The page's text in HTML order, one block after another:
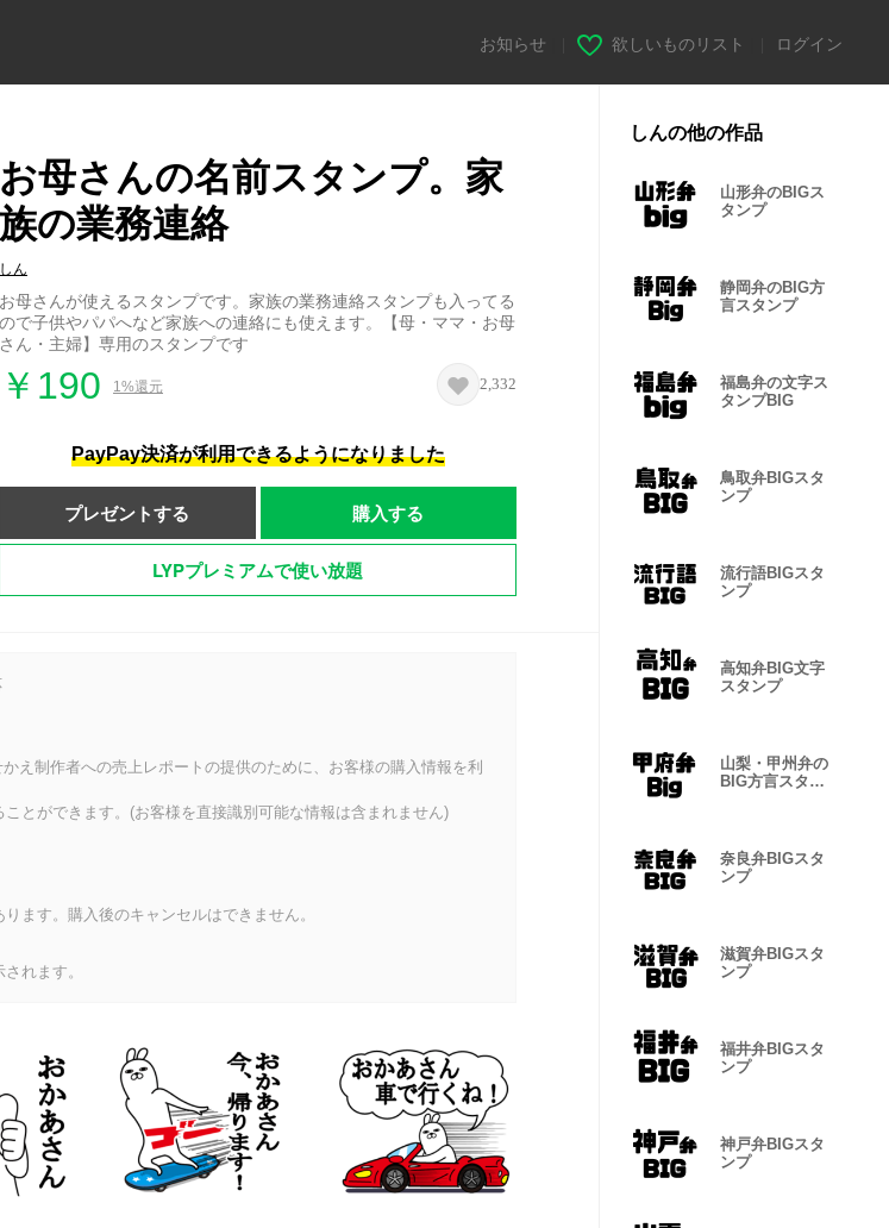
お知らせ 欲しいものリスト ログイン
お母さんの名前スタンプ。家
族の業務連絡
しん
お母さんが使えるスタンプです。家族の業務連絡スタンプも入ってる
ので子供やパパへなど家族への連絡にも使えます。【母・ママ・お母
さん・主婦】専用のスタンプです
￥190 1%還元 2,332
PayPay決済が利用できるようになりました
プレゼントする 購入する
LYPプレミアムで使い放題
え制作者への売上レポートの提供のために、お客様の購入情報を利
とができます。(お客様を直接識別可能な情報は含まれません)
ます。購入後のキャンセルはできません。
れます。
しんの他の作品
山形弁のBIGス
タンプ
静岡弁のBIG方
言スタンプ
福島弁の文字ス
タンプBIG
鳥取弁BIGスタ
ンプ
流行語BIGスタ
ンプ
高知弁BIG文字
スタンプ
山梨・甲州弁の
BIG方言スタン
奈良弁BIGスタ
ンプ
滋賀弁BIGスタ
ンプ
福井弁BIGスタ
ンプ
神戸弁BIGスタ
ンプ